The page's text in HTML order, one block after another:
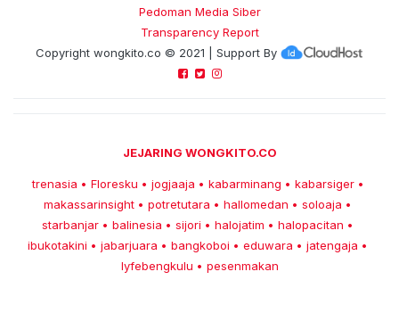
Pedoman Media Siber
Transparency Report
Copyright wongkito.co © 2021 | Support By
JEJARING WONGKITO.CO
trenasia • Floresku • jogjaaja • kabarminang • kabarsiger •
makassarinsight • potretutara • hallomedan • soloaja •
starbanjar • balinesia • sijori • halojatim • halopacitan •
ibukotakini • jabarjuara • bangkoboi • eduwara • jatengaja •
lyfebengkulu • pesenmakan